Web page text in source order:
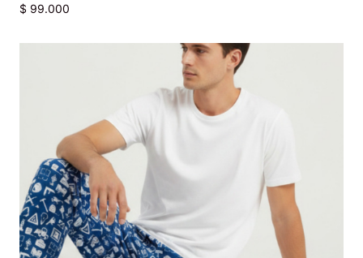
$ 99.000